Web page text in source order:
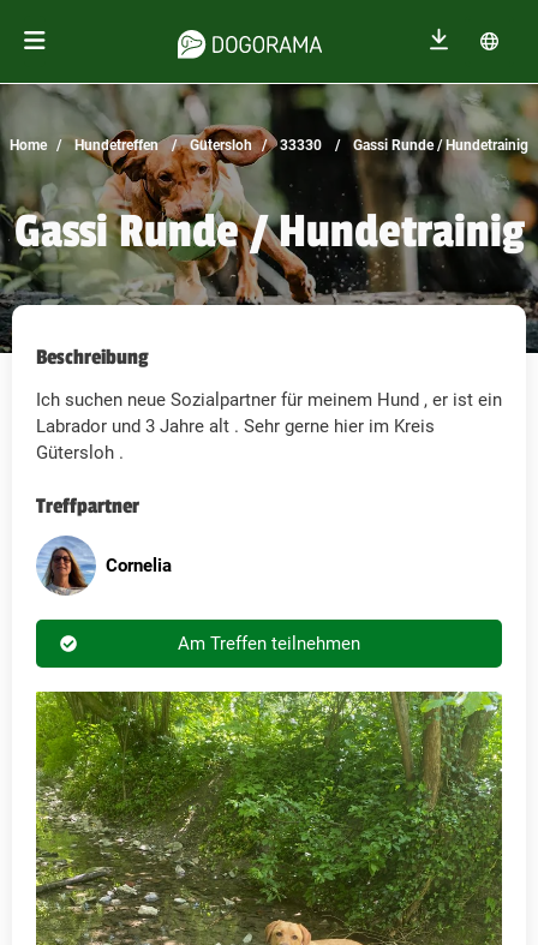
Home Hundetreffen Gütersloh 33330 Gassi Runde / Hundetrainig
Gassi Runde / Hundetrainig
Beschreibung
Ich suchen neue Sozialpartner für meinem Hund , er ist ein
Labrador und 3 Jahre alt . Sehr gerne hier im Kreis
Gütersloh .
Treffpartner
Cornelia
Am Treffen teilnehmen